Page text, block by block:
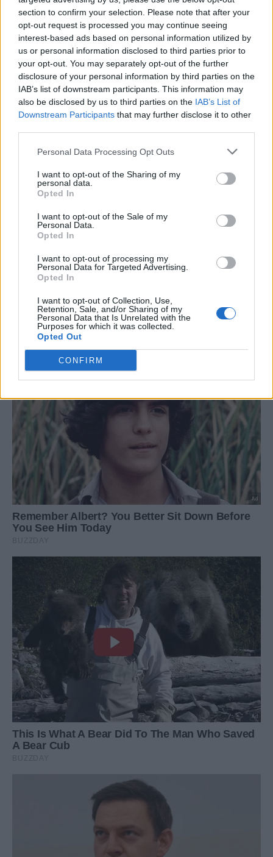
section to confirm your selection. Please note that after your
opt-out request is processed you may continue seeing
interest-based ads based on personal information utilized by
us or personal information disclosed to third parties prior to
your opt-out. You may separately opt-out of the further
disclosure of your personal information by third parties on the
IAB’s list of downstream participants. This information may
also be disclosed by us to third parties on the IAB’s List of
Downstream Participants that may further disclose it to other
Personal Data Processing Opt Outs
I want to opt-out of the Sharing of my
personal data.
Opted In
I want to opt-out of the Sale of my
Personal Data.
Opted In
I want to opt-out of processing my
Personal Data for Targeted Advertising.
Opted In
I want to opt-out of Collection, Use,
Retention, Sale, and/or Sharing of my
Personal Data that Is Unrelated with the
Purposes for which it was collected.
Opted Out
CONFIRM